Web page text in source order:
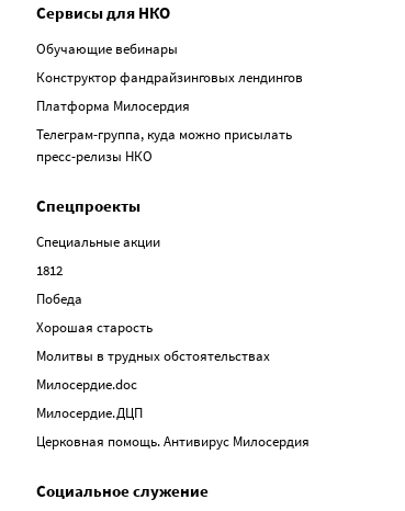
Сервисы для НКО
Обучающие вебинары
Конструктор фандрайзинговых лендингов
Платформа Милосердия
Телеграм-группа, куда можно присылать
пресс-релизы НКО
Спецпроекты
Специальные акции
1812
Победа
Хорошая старость
Молитвы в трудных обстоятельствах
Милосердие.doc
Милосердие.ДЦП
Церковная помощь. Антивирус Милосердия
Социальное служение